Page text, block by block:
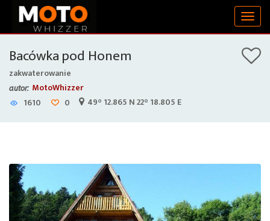
Bacówka pod Honem
zakwaterowanie
autor: MotoWhizzer
1610
0 49° 12.865 N 22° 18.805 E